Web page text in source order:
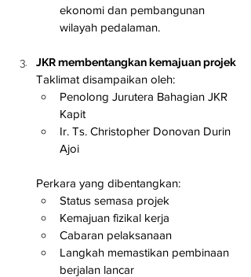
ekonomi dan pembangunan
wilayah pedalaman.
JKR membentangkan kemajuan projek
Taklimat disampaikan oleh:
Penolong Jurutera Bahagian JKR
Kapit
Ir. Ts. Christopher Donovan Durin
Ajoi
Perkara yang dibentangkan:
Status semasa projek
Kemajuan fizikal kerja
Cabaran pelaksanaan
Langkah memastikan pembinaan
berjalan lancar